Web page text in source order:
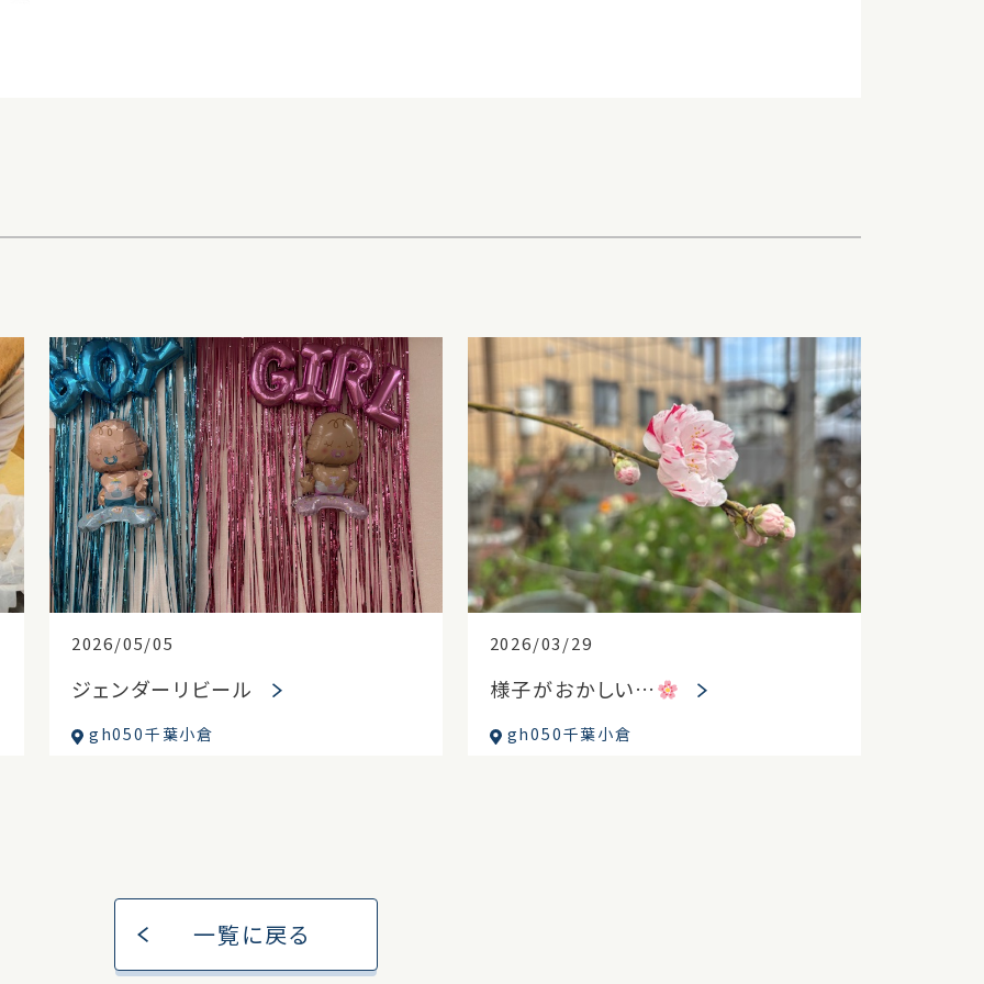
2026/05/05
ジェンダーリビール
gh050千葉小倉
2026/03/29
様子がおかしい…
gh050千葉小倉
一覧に戻る